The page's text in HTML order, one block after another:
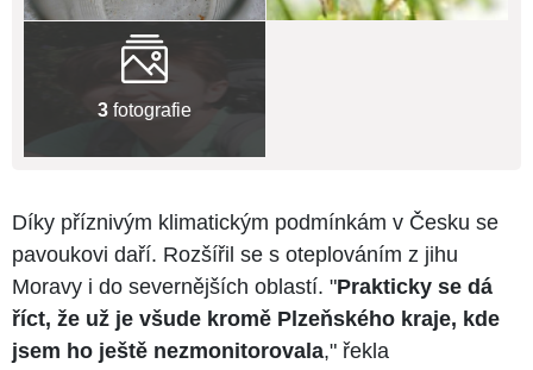
3 fotografie
Díky příznivým klimatickým podmínkám v Česku se
pavoukovi daří. Rozšířil se s oteplováním z jihu
Moravy i do severnějších oblastí. "Prakticky se dá
říct, že už je všude kromě Plzeňského kraje, kde
jsem ho ještě nezmonitorovala," řekla